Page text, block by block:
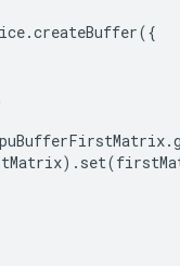
.createBuffer({
.
). set(